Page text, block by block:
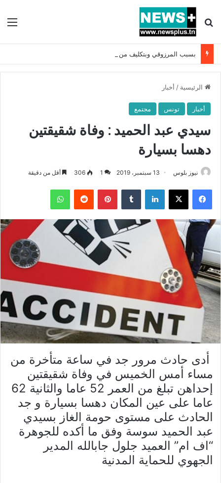
بحث عن
الرئيسية / أخبار
أخبار تونس مجتمع
سيدي عبد الحميد : وفاة شقيقتين
دهسا بسيارة
نيوز بلوس 13 سبتمبر، 2019 1
306 أقل من دقيقة
فيسبوك X لينكدإن بينتيريست واتساب
أدى حادث مرور جد في ساعة متأخرة من
مساء أمس الخميس في وفاة شقيقتين
إحداهن تبلغ من العمر 52 عاما والثانية 62
عاما على عين المكان دهسا بسيارة و جد
الحادث على مستوى حومة الغاز بسيدي
عبد الحميد سوسة وفق ما أكده للجوهرة
“اف ام” العميد جلول جابالله المدير
الجهوي للحماية المدنية